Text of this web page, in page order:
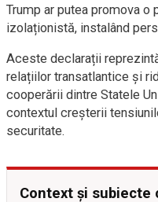
Trump ar putea promova
izolaționistă, instalând
Aceste declarații
relațiilor transatlantice și
cooperării dintre Statele
contextul creșterii
securitate.
Context și subiecte